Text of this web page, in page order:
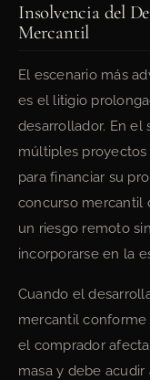
Insolvencia del
Mercantil
El escenario más
es el litigio
desarrollador. En el
múltiples
para financiar su
concurso mercantil
un riesgo remoto
incorporarse en la
Cuando el
mercantil conforme
el comprador
masa y debe